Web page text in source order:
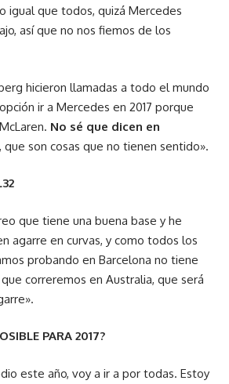
igual que todos, quizá Mercedes
así que no nos fiemos de los
hicieron llamadas a todo el mundo
ir a Mercedes en 2017 porque
No sé que dicen en
, que son cosas que no tienen sentido».
que tiene una buena base y he
agarre en curvas, y como todos los
probando en Barcelona no tiene
correremos en Australia, que será
PARA 2017?
este año, voy a ir a por todas. Estoy